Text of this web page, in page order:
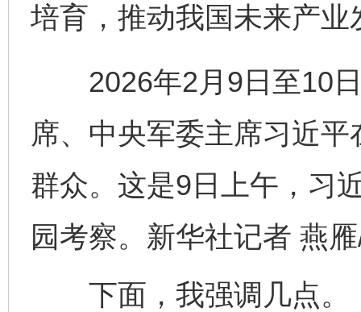
培育，推动我国未来产
2026年2月9日至10日
席、中央军委主席习近
群众。这是9日上午，习
园考察。新华社记者 燕
下面，我强调几点。